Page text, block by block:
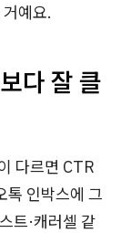
예요.
다 잘 클
다르면 CTR
톡 인박스에 그
트·캐러셀 같